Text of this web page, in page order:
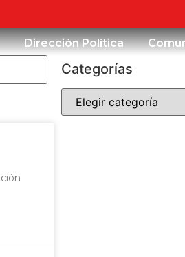
Dirección Política
Categorías